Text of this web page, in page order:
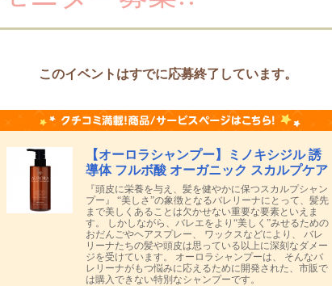
いる方（必須）
ログまたはInstagramに投稿していただける方
リアルな感想など、ぜひ動画でご紹介いただけると嬉しいです✨ リールや
シャンプー
発商品】 “美しさ”の象徴となるバレリーナにとって、髪先まで美しくある
ながら、バレエをより“美しく”みせるためのおだんごやヘアスプレー、 ワ
は思っている以上に深刻なダメージを受けています。 オーロラシャンプー
に開発された、市販では購入できない特別なシャンプーです。
シャンプーをお送りします！
』に感想を添えて投稿してください！
このイベントはすでに応募終了しています。
【オーロラシャンプー】ミノキシジル 誘
導体 フルボ酸 オーガニック スカルプケア
『頭皮に栄養を与え、髪を健やかに保つスカルプシャン
プー』 “美しさ”の象徴となるバレリーナにとって、髪先
まで美しくあることは欠かせない重要な要素といえま
す。 しかしながら、バレエをより“美しく”みせるための
おだんごやヘアスプレー、 ワックスなどにより、 バレ
リーナたちの髪や頭皮は思っている以上に深刻なダメー
ジを受けています。 オーロラシャンプーは、 そんなバ
レリーナがもつ悩みに応えるために開発された、市販で
は購入できない特別なシャンプーです。